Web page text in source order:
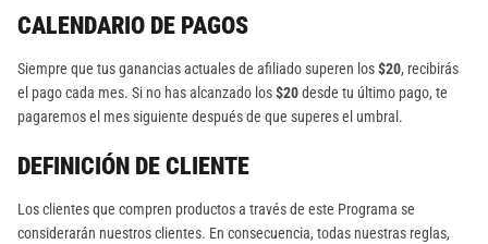
CALENDARIO DE PAGOS
Siempre que tus ganancias actuales de afiliado superen los$20, recibirás
el pago cada mes. Si no has alcanzado los$20desde tu último pago, te
pagaremos el mes siguiente después de que superes el umbral.
DEFINICIÓN DE CLIENTE
Los clientes que compren productos a través de este Programa se
considerarán nuestros clientes. En consecuencia, todas nuestras reglas,